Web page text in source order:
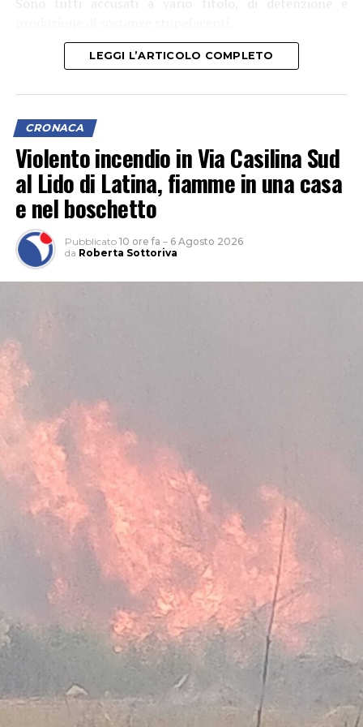
Sono tutti accusati a vario titolo, di detenzione e
L’attività, che si è svolta grazie anche al supporto del 1°
Reggimento Carabinieri Paracadutisti “Tuscania” e del
accertamenti sul territorio.
Nella casa su via del Lido, nel tratto di via Antonio
Pennacchi, i Carabinieri hanno sequestrato 18 involucri
contenenti complessivamente circa 18,2 kg di cocaina,
la somma in contanti di 8.810 euro, una macchina
conta-soldi, due orologi di lusso, vari gioielli e preziosi, 6
smartphone, un computer portatile, fogli manoscritti
riportanti la contabilità dell’attività illecita, una pistola
LEGGI L’ARTICOLO COMPLETO
CRONACA
Violento incendio in Via Casilina Sud
al Lido di Latina, fiamme in una casa
e nel boschetto
Pubblicato 10 ore fa – 6 Agosto 2026
da Roberta Sottoriva